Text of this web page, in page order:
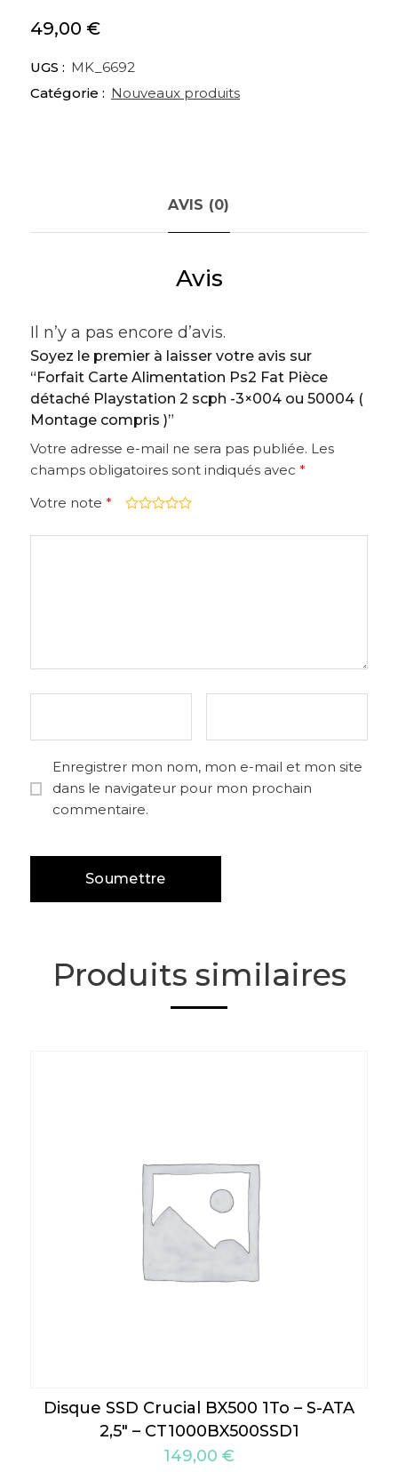
49,00 €
UGS : MK_6692
Catégorie : Nouveaux produits
AVIS (0)
Avis
Il n’y a pas encore d’avis.
Soyez le premier à laisser votre avis sur
“Forfait Carte Alimentation Ps2 Fat Pièce
détaché Playstation 2 scph -3×004 ou 50004 (
Montage compris )”
Votre adresse e-mail ne sera pas publiée. Les
champs obligatoires sont indiqués avec *
Votre note *
Enregistrer mon nom, mon e-mail et mon site
dans le navigateur pour mon prochain
commentaire.
Produits similaires
Disque SSD Crucial BX500 1To – S-ATA
2,5″ – CT1000BX500SSD1
149,00 €